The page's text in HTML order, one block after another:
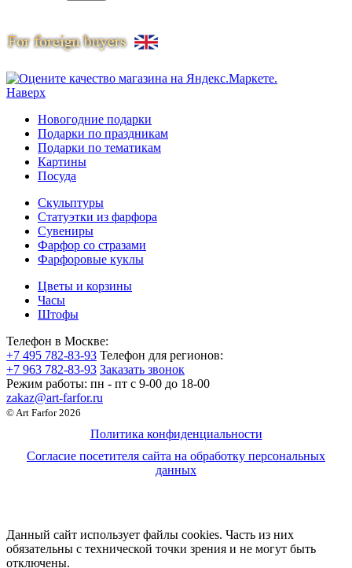
Наверх
Новогодние подарки
Подарки по праздникам
Подарки по тематикам
Картины
Посуда
Скульптуры
Статуэтки из фарфора
Сувениры
Фарфор со стразами
Фарфоровые куклы
Цветы и корзины
Часы
Штофы
Телефон в Москве:
+7 495 782-83-93 Телефон для регионов:
+7 963 782-83-93 Заказать звонок
Режим работы: пн - пт c 9-00 до 18-00
zakaz@art-farfor.ru
© Art Farfor 2026
Политика конфиденциальности
Согласие посетителя сайта на обработку персональных
данных
Данный сайт использует файлы cookies. Часть из них
обязательны с технической точки зрения и не могут быть
отключены.